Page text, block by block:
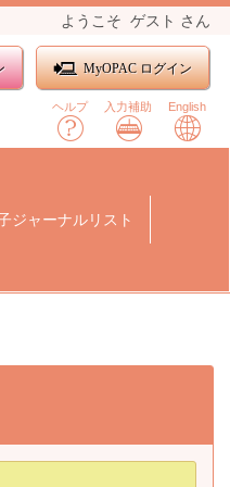
ようこそ ゲスト さん
MyOPAC ログイン
ヘルプ 入力補助 English
ジャーナルリスト